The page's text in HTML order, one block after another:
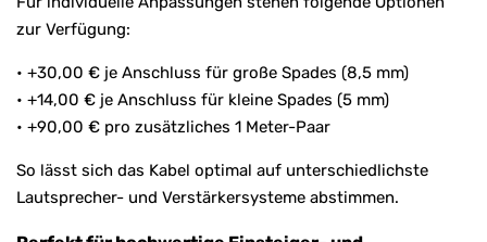
zur Verfügung:
• +30,00 € je Anschluss für große Spades (8,5 mm)
• +14,00 € je Anschluss für kleine Spades (5 mm)
• +90,00 € pro zusätzliches 1 Meter-Paar
So lässt sich das Kabel optimal auf unterschiedlichste
Lautsprecher- und Verstärkersysteme abstimmen.